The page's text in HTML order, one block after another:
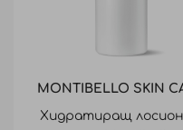
MONTIBELLO SKIN
Хидратиращ